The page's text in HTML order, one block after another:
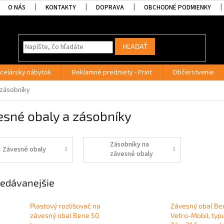
O NÁS KONTAKTY DOPRAVA OBCHODNÉ PODMIENKY
HĽADAŤ
nábytok Reklamné predmety - Print Občerstvenie
obaly a zásobníky
Závesné obaly
Zásobníky na
závesné obaly
Plastový rozlišovač na
závesný obal Bene 50
Závesný obal
Vetro-Mobil, typu